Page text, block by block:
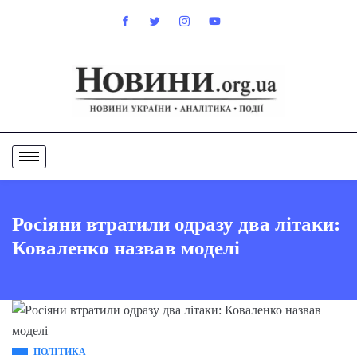
Росіяни втратили одразу два літаки:
Коваленко назвав моделі
ПОЛІТИКА